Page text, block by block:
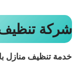
شركة
خدمة تنظيف منازل